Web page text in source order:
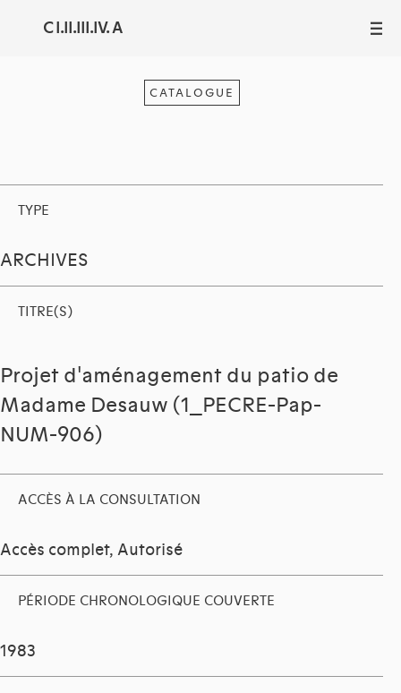
C I.II.III.IV. A III
CATALOGUE
TYPE
ARCHIVES
TITRE(S)
Projet d'aménagement du patio de
Madame Desauw (1_PECRE-Pap-
NUM-906)
ACCÈS À LA CONSULTATION
Accès complet, Autorisé
PÉRIODE CHRONOLOGIQUE COUVERTE
1983